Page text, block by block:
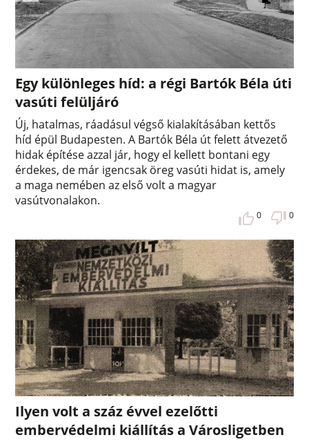
Egy különleges híd: a régi Bartók Béla úti
vasúti felüljáró
Új, hatalmas, ráadásul végső kialakításában kettős
híd épül Budapesten. A Bartók Béla út felett átvezető
hidak építése azzal jár, hogy el kellett bontani egy
érdekes, de már igencsak öreg vasúti hidat is, amely
a maga nemében az első volt a magyar
vasútvonalakon.
0 0
Ilyen volt a száz évvel ezelőtti
embervédelmi kiállítás a Városligetben